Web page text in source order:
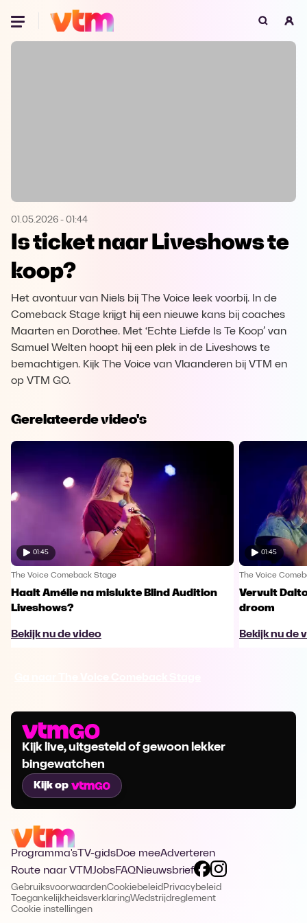
Oeps, browser niet ondersteund
Microsoft Edge Download
01.05.2026 - 01:44
Is ticket naar Liveshows te
koop?
Het avontuur van Niels bij The Voice leek voorbij. In de
Comeback Stage krijgt hij een nieuwe kans bij coaches
Maarten en Dorothee. Met ‘Echte Liefde Is Te Koop’ van
Samuel Welten hoopt hij een plek in de Liveshows te
bemachtigen. Kijk The Voice van Vlaanderen bij VTM en
op VTM GO.
Gerelateerde video's
01:45
The Voice Comeback Stage
Haalt Amélie na mislukte Blind Audition
Liveshows?
Bekijk nu de video
01:45
The Voice
Vervult
droom
Bekijk nu de
Kijk live, uitgesteld of gewoon lekker
bingewatchen
Kijk op
Programma's TV-gidsDoe meeAdverteren
Route naar VTMJobsFAQNieuwsbrief
GebruiksvoorwaardenCookiebeleid Privacybeleid
ToegankelijkheidsverklaringWedstrijdreglement
Cookie instellingen